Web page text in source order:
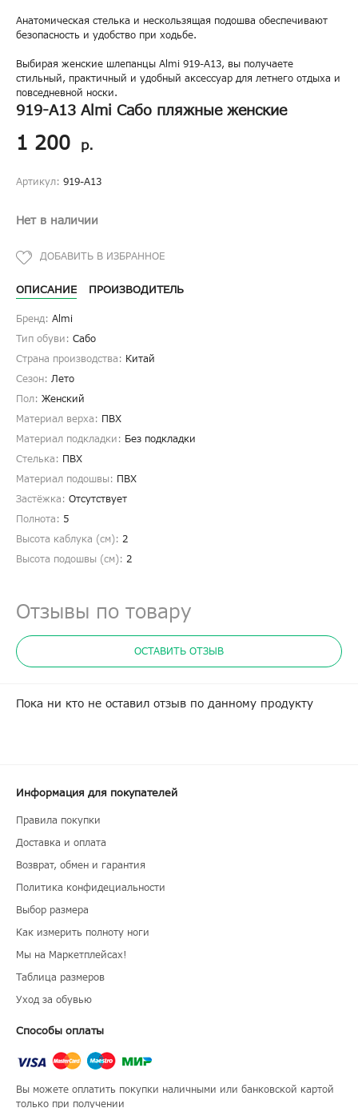
Анатомическая стелька и нескользящая подошва обеспечивают
безопасность и удобство при ходьбе.
Выбирая женские шлепанцы Almi 919-A13, вы получаете
стильный, практичный и удобный аксессуар для летнего отдыха и
повседневной носки.
919-A13 Almi Сабо пляжные женские
1 200 р.
Артикул: 919-A13
Нет в наличии
ОПИСАНИЕ ПРОИЗВОДИТЕЛЬ
Бренд: Almi
Тип обуви: Сабо
Страна производства: Китай
Сезон: Лето
Пол: Женский
Материал верха: ПВХ
Материал подкладки: Без подкладки
Стелька: ПВХ
Материал подошвы: ПВХ
Застёжка: Отсутствует
Полнота: 5
Высота каблука (см): 2
Высота подошвы (см): 2
Отзывы по товару
ОСТАВИТЬ ОТЗЫВ
Пока ни кто не оставил отзыв по данному продукту
Информация для покупателей
Правила покупки
Доставка и оплата
Возврат, обмен и гарантия
Политика конфидециальности
Выбор размера
Как измерить полноту ноги
Мы на Маркетплейсах!
Таблица размеров
Уход за обувью
Способы оплаты
Вы можете оплатить покупки наличными или банковской картой
только при получении